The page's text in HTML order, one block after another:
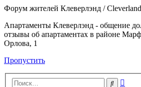
Форум жителей Клеверлэнд / Cleverland
Апартаменты Клеверлэнд - общение
отзывы об апартаментах в районе
Орлова, 1
Пропустить
Поиск